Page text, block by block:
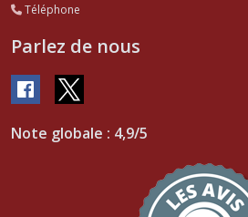
Téléphone
Parlez de nous
Note globale : 4,9/5